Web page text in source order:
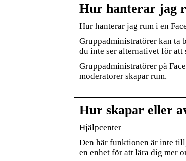
Hur hanterar jag
Hur hanterar jag rum i en
Gruppadministratörer kan ta
du inte ser alternativet för
Gruppadministratörer på
moderatorer skapar rum.
Hur skapar eller
Hjälpcenter
Den här funktionen är inte
en enhet för att lära dig mer